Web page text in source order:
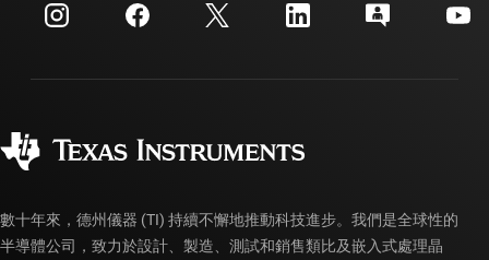
投資人關系
製造
客戶支援中心
myTI 帳戶常見問題解答
訂購 FAQ
數十年來，德州儀器 (TI) 持續不懈地推動科技進步。我們是全球性的
半導體公司，致力於設計、製造、測試和銷售類比及嵌入式處理晶